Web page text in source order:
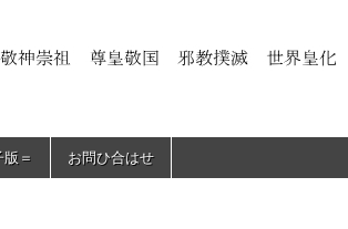
＝ お問ひ合はせ